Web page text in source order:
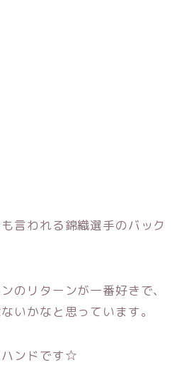
言われる錦織選手のバック
のリターンが一番好きで、
いかなと思っています。
ハンドです☆